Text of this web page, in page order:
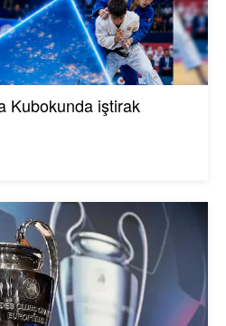
Kubokunda iştirak